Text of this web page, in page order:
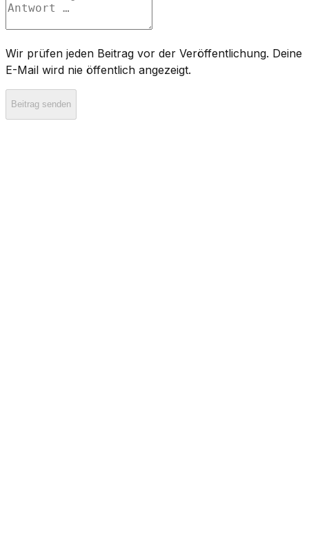
Wir prüfen jeden Beitrag vor der Veröffentlichung. Deine
E-Mail wird nie öffentlich angezeigt.
Beitrag senden